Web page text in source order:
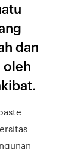
dan
oleh